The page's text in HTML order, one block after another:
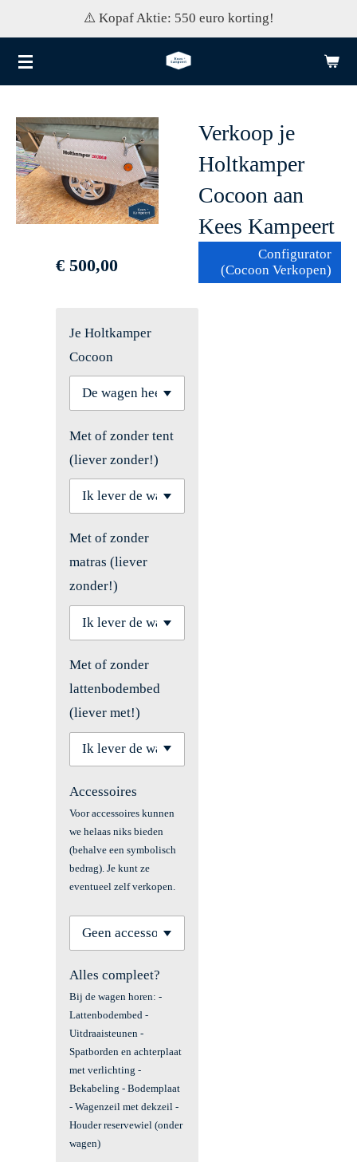
direct
naar
de
hoofdinhoud
⚠️ Kopaf Aktie: 550 euro korting!
Verkoop je
Holtkamper
Cocoon aan
Kees Kampeert
Configurator
(Cocoon Verkopen)
€ 500,00
Je Holtkamper
Cocoon
Met of zonder tent
(liever zonder!)
Met of zonder
matras (liever
zonder!)
Met of zonder
lattenbodembed
(liever met!)
Accessoires
Voor accessoires kunnen
we helaas niks bieden
(behalve een symbolisch
bedrag). Je kunt ze
eventueel zelf verkopen.
Alles compleet?
Bij de wagen horen: -
Lattenbodembed -
Uitdraaisteunen -
Spatborden en achterplaat
met verlichting -
Bekabeling - Bodemplaat
- Wagenzeil met dekzeil -
Houder reservewiel (onder
wagen)